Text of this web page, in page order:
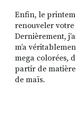
Enfin, le
renouveler votre
Dernièrement,
m’a
mega colorées,
partir de
de maïs.